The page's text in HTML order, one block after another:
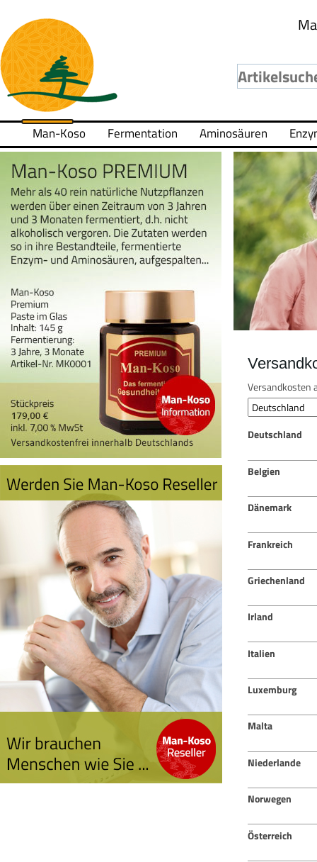
Man-Koso Fermentation Aminosäuren
Versandkosten
Deutschland
Belgien
Dänemark
Frankreich
Griechenland
Irland
Italien
Luxemburg
Malta
Niederlande
Norwegen
Österreich